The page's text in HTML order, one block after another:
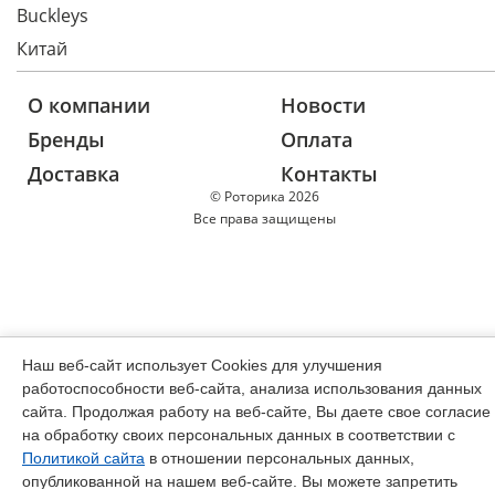
Buckleys
Китай
© Роторика 2026
Все права защищены
О компании
Новости
Бренды
Оплата
Доставка
Контакты
Наш веб-сайт использует Cookies для улучшения
работоспособности веб-сайта, анализа использования данных
сайта. Продолжая работу на веб-сайте, Вы даете свое согласие
на обработку своих персональных данных в соответствии с
Политикой сайта в отношении персональных данных,
опубликованной на нашем веб-сайте. Вы можете запретить